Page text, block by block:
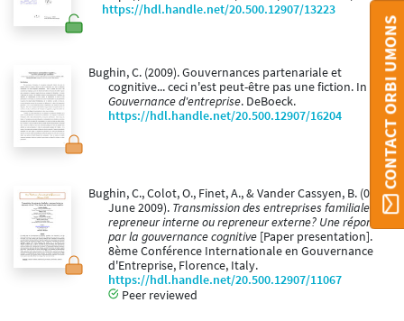
https://hdl.handle.net/20.500.12907/13223
Bughin, C. (2009). Gouvernances partenariale et
cognitive... ceci n'est peut-être pas une fiction. In
Gouvernance d'entreprise. DeBoeck.
https://hdl.handle.net/20.500.12907/16204
Bughin, C., Colot, O., Finet, A., & Vander Cassyen, B. (01
June 2009). Transmission des entreprises familiales :
repreneur interne ou repreneur externe? Une réponse
par la gouvernance cognitive [Paper presentation].
8ème Conférence Internationale en Gouvernance
d'Entreprise, Florence, Italy.
https://hdl.handle.net/20.500.12907/11067
Peer reviewed
CONTACT ORBI UMONS